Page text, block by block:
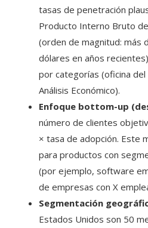
tasas de penetración
Producto Interno Bruto
(orden de magnitud: más
dólares en años
por categorías (oficina del
Análisis Económico).
Enfoque bottom-up
número de clientes
× tasa de adopción. Este
para productos con
(por ejemplo, software
de empresas con X
Segmentación
Estados Unidos son 50